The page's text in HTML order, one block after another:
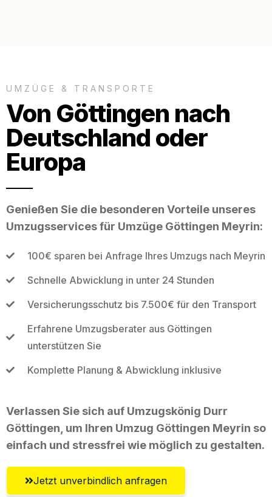
UMZÜGE & TRANSPORTE
Von Göttingen nach
Deutschland oder
Europa
Genießen Sie die besonderen Vorteile unseres
Umzugsservices für Umzüge Göttingen Meyrin:
100€ sparen bei Anfrage Ihres Umzugs nach Meyrin
Schnelle Abwicklung in unter 24 Stunden
Versicherungsschutz bis 7.500€ für den Transport
Erfahrene Umzugsberater aus Göttingen
unterstützen Sie
Komplette Planung & Abwicklung inklusive
Verlassen Sie sich auf Umzugskönig Durr
Göttingen, um Ihren Umzug Göttingen Meyrin so
einfach und stressfrei wie möglich zu gestalten.
Jetzt unverbindlich anfragen